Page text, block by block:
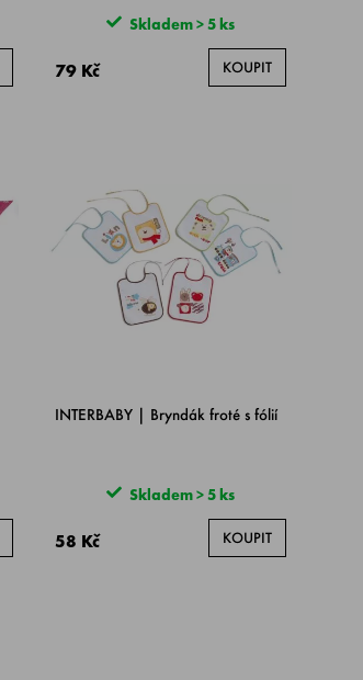
Skladem > 5 ks
79 Kč KOUPIT
INTERBABY | Bryndák froté s fólií
Skladem > 5 ks
58 Kč KOUPIT